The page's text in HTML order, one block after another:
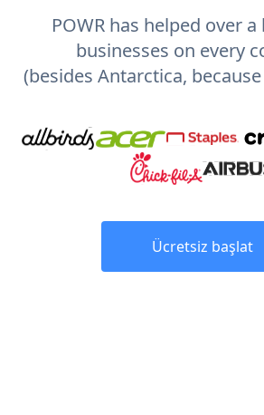
POWR has helped over
businesses on every
(besides Antarctica,
Ücretsiz başlat